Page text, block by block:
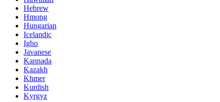
Hebrew
Hmong
Hungarian
Icelandic
Igbo
Javanese
Kannada
Kazakh
Khmer
Kurdish
Kyrgyz